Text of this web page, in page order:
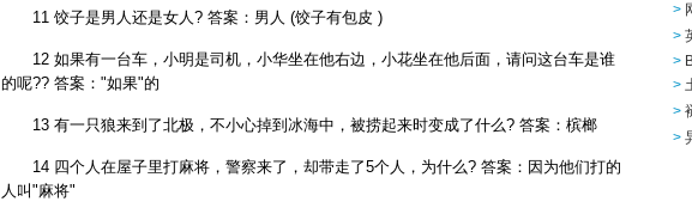
11 饺子是男人还是女人? 答案：男人 (饺子有包皮 )
12 如果有一台车，小明是司机，小华坐在他右边，小花坐在他后面，请问这台车是谁
的呢?? 答案："如果"的
13 有一只狼来到了北极，不小心掉到冰海中，被捞起来时变成了什么? 答案：槟榔
14 四个人在屋子里打麻将，警察来了，却带走了5个人，为什么? 答案：因为他们打的
人叫"麻将"